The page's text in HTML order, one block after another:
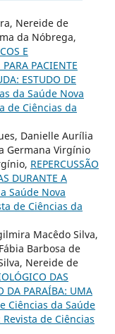
Nereide de
da Nóbrega,
E
PACIENTE
ESTUDO DE
da Saúde Nova
de Ciências da
Danielle Aurília
Germana Virgínio
REPERCUSSÃO
DURANTE A
Saúde Nova
de Ciências da
Macêdo Silva,
Barbosa de
Nereide de
DAS
DA PARAÍBA: UMA
Ciências da Saúde
de Ciências